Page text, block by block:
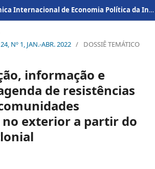
Revista Eletrônica Internacional de Economia Política da Informação da Comunicação e da Cultura
Nº 1, JAN.-ABR. 2022 / DOSSIÊ TEMÁTICO
informação e
de resistências
exterior a partir do